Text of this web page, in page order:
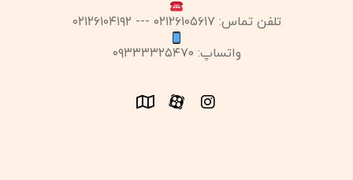
تلفن تماس: ۰۲۱۲۶۱۰۵۶۱۷ --- ۰۲۱۲۶۱۰۴۱۹۲
واتساپ: ۰۹۳۳۳۳۲۵۴۷۰